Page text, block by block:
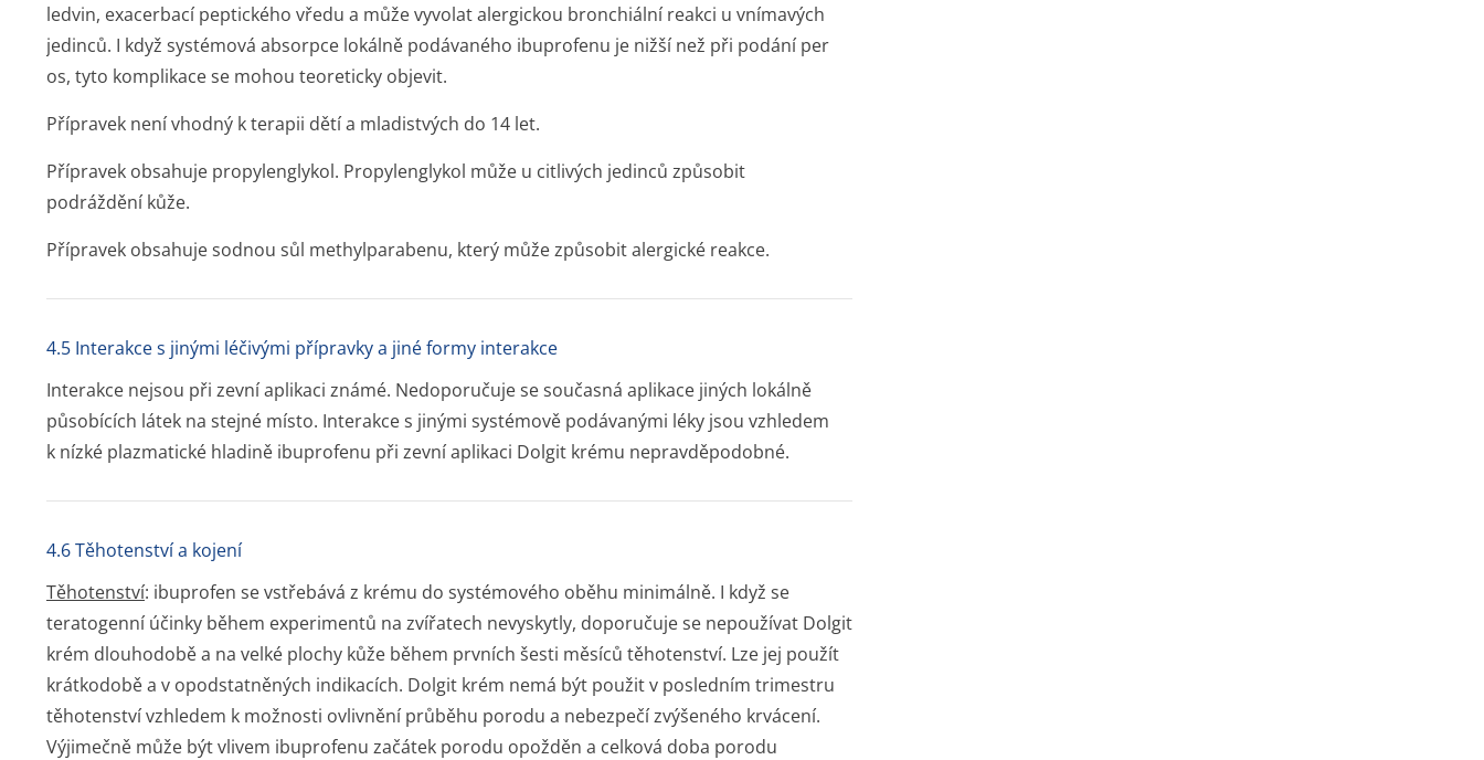
ledvin, exacerbací peptického vředu a může vyvolat alergickou bronchiální reakci u vnímavých
jedinců. I když systémová absorpce lokálně podávaného ibuprofenu je nižší než při podání per
os, tyto komplikace se mohou teoreticky objevit.
Přípravek není vhodný k terapii dětí a mladistvých do 14 let.
Přípravek obsahuje propylenglykol. Propylenglykol může u citlivých jedinců způsobit
podráždění kůže.
Přípravek obsahuje sodnou sůl methylparabenu, který může způsobit alergické reakce.
4.5 Interakce s jinými léčivými přípravky a jiné formy interakce
Interakce nejsou při zevní aplikaci známé. Nedoporučuje se současná aplikace jiných lokálně
působících látek na stejné místo. Interakce s jinými systémově podávanými léky jsou vzhledem
k nízké plazmatické hladině ibuprofenu při zevní aplikaci Dolgit krému nepravděpodobné.
4.6 Těhotenství a kojení
Těhotenství: ibuprofen se vstřebává z krému do systémového oběhu minimálně. I když se
teratogenní účinky během experimentů na zvířatech nevyskytly, doporučuje se nepoužívat Dolgit
krém dlouhodobě a na velké plochy kůže během prvních šesti měsíců těhotenství. Lze jej použít
krátkodobě a v opodstatněných indikacích. Dolgit krém nemá být použit v posledním trimestru
těhotenství vzhledem k možnosti ovlivnění průběhu porodu a nebezpečí zvýšeného krvácení.
Výjimečně může být vlivem ibuprofenu začátek porodu opožděn a celková doba porodu